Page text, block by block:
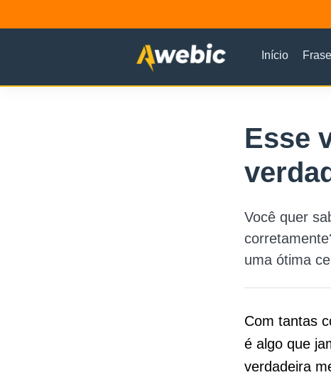
Início
Esse
Você quer
uma ótima
Com tantas
é algo que
verdadeira